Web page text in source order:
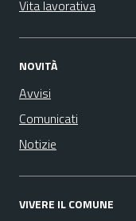
Vita lavorativa
NOVITÀ
Avvisi
Comunicati
Notizie
VIVERE IL COMUNE